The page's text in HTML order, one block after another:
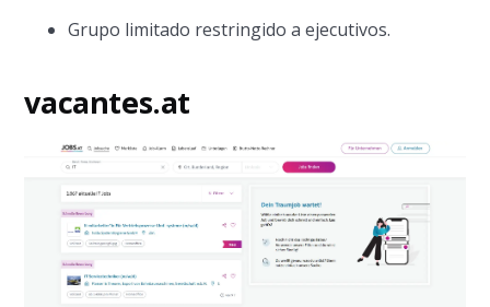
Grupo limitado restringido a ejecutivos.
vacantes.at